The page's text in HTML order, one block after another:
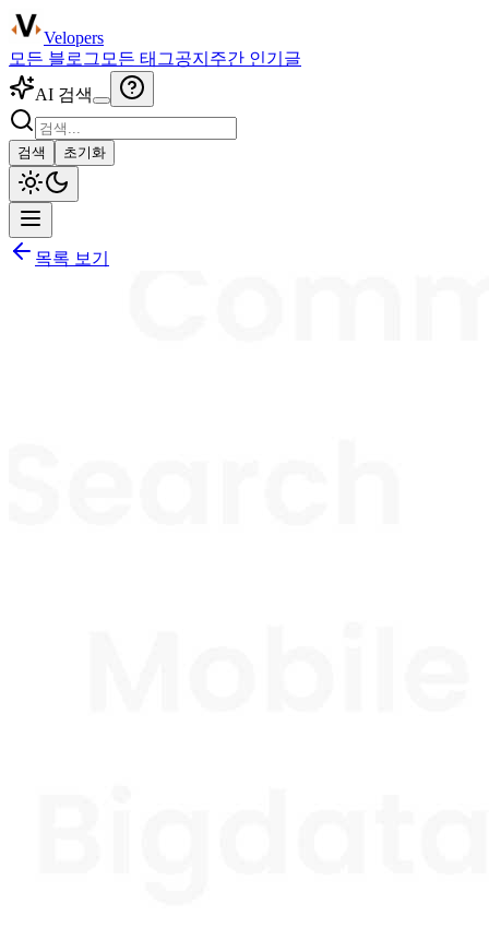
Velopers
모든 블로그 모든 태그공지 주간 인기글
AI 검색
검색 초기화
목록 보기